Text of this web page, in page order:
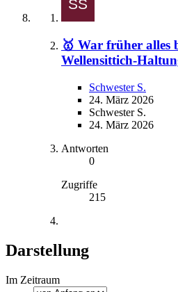
🥇 War früher alles
Wellensittich-
Schwester S.
24. März 2026
Schwester S.
24. März 2026
Antworten
0
Zugriffe
215
Darstellung
Im Zeitraum